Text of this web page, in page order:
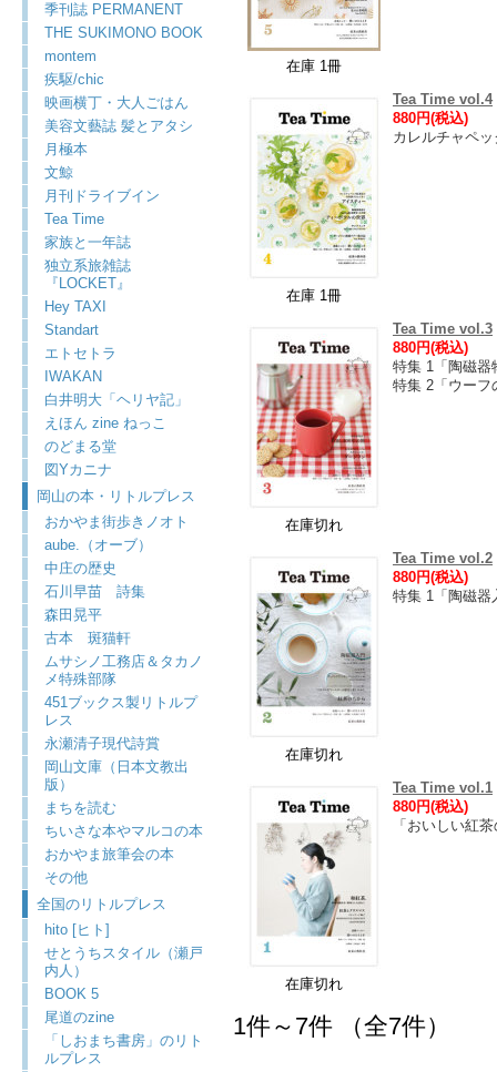
季刊誌 PERMANENT
THE SUKIMONO BOOK
montem
疾駆/chic
映画横丁・大人ごはん
美容文藝誌 髪とアタシ
月極本
文鯨
月刊ドライブイン
Tea Time
家族と一年誌
独立系旅雑誌
『LOCKET』
Hey TAXI
Standart
エトセトラ
IWAKAN
白井明大「ヘリヤ記」
えほん zine ねっこ
のどまる堂
図Yカニナ
岡山の本・リトルプレス
おかやま街歩きノオト
aube.（オーブ）
中庄の歴史
石川早苗 詩集
森田晃平
古本 斑猫軒
ムサシノ工務店＆タカノ
メ特殊部隊
451ブックス製リトルプ
レス
永瀬清子現代詩賞
岡山文庫（日本文教出
版）
まちを読む
ちいさな本やマルコの本
おかやま旅筆会の本
その他
全国のリトルプレス
hito [ヒト]
せとうちスタイル（瀬戸
内人）
BOOK 5
尾道のzine
「しおまち書房」のリト
ルプレス
在庫 1冊
在庫 1冊
Tea Time vol.4
880円(税込)
カレルチャペ
在庫切れ
Tea Time vol.3
880円(税込)
特集 1「陶磁器
特集 2「ウーフ
在庫切れ
Tea Time vol.2
880円(税込)
特集 1「陶磁器
在庫切れ
Tea Time vol.1
880円(税込)
「おいしい紅
1件～7件 （全7件）